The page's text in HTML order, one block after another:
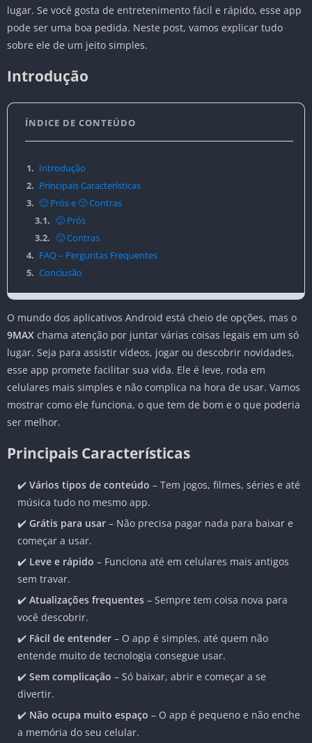
lugar. Se você gosta de entretenimento fácil e rápido, esse app
pode ser uma boa pedida. Neste post, vamos explicar tudo
sobre ele de um jeito simples.
Introdução
ÍNDICE DE CONTEÚDO
1. Introdução
2. Principais Características
3. 🙂 Prós e 🙁 Contras
3.1. 🙂 Prós
3.2. 🙁 Contras
4. FAQ – Perguntas Frequentes
5. Conclusão
O mundo dos aplicativos Android está cheio de opções, mas o
9MAX chama atenção por juntar várias coisas legais em um só
lugar. Seja para assistir vídeos, jogar ou descobrir novidades,
esse app promete facilitar sua vida. Ele é leve, roda em
celulares mais simples e não complica na hora de usar. Vamos
mostrar como ele funciona, o que tem de bom e o que poderia
ser melhor.
Principais Características
✔️ Vários tipos de conteúdo – Tem jogos, filmes, séries e até
música tudo no mesmo app.
✔️ Grátis para usar – Não precisa pagar nada para baixar e
começar a usar.
✔️ Leve e rápido – Funciona até em celulares mais antigos
sem travar.
✔️ Atualizações frequentes – Sempre tem coisa nova para
você descobrir.
✔️ Fácil de entender – O app é simples, até quem não
entende muito de tecnologia consegue usar.
✔️ Sem complicação – Só baixar, abrir e começar a se
divertir.
✔️ Não ocupa muito espaço – O app é pequeno e não enche
a memória do seu celular.